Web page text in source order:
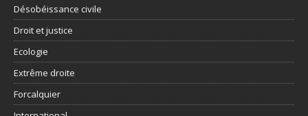
Désobéissance civile
Droit et justice
Ecologie
Extrême droite
Forcalquier